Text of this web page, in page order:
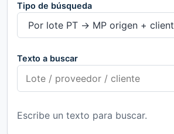
Tipo de búsqueda
Texto a buscar
Escribe un texto para buscar.